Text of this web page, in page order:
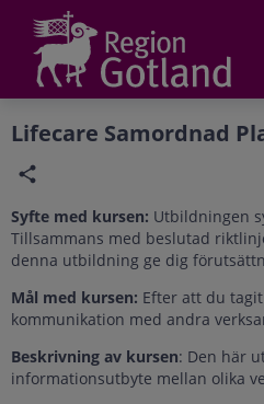
Grade
Portal
Lifecare Samordnad
Syfte med kursen: Utbildningen
Tillsammans med beslutad
denna utbildning ge dig
Mål med kursen: Efter att du
kommunikation med andra
Beskrivning av kursen: Den här
informationsutbyte mellan olika